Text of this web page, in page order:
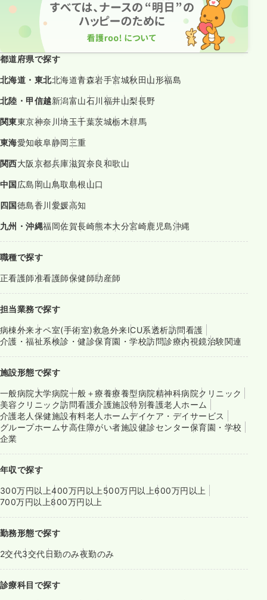
都道府県で探す
北海道・東北北海道青森岩手宮城秋田 山形福島
北陸・甲信越新潟富山石川 福井山梨長野
関東東京神奈川埼玉千葉茨城栃木群馬
東海愛知岐阜静岡三重
関西大阪京都兵庫滋賀奈良和歌山
中国 広島 岡山鳥取島根山口
四国徳島香川 愛媛高知
九州・沖縄福岡佐賀長崎熊本大分宮崎鹿児島沖縄
職種で探す
正看護師准看護師保健師助産師
担当業務で探す
病棟外来オペ室(手術室)救急外来ICU系透析訪問看護
介護・福祉系検診・健診保育園・学校訪問診療内視鏡治験関連
施設形態で探す
一般病院大学病院一般＋療養療養型病院精神科病院クリニック
美容クリニック訪問看護介護施設特別養護老人ホーム
介護老人保健施設有料老人ホームデイケア・デイサービス
グループホームサ高住障がい者施設健診センター保育園・学校
企業
年収で探す
300万円以上400万円以上500万円以上600万円以上
700万円以上800万円以上
勤務形態で探す
2交代3交代日勤のみ夜勤のみ
診療科目で探す